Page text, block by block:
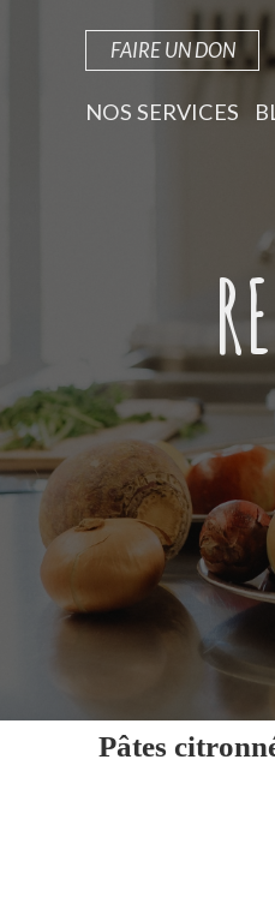
FAIRE UN DON
NOS SERVICES
Pâtes